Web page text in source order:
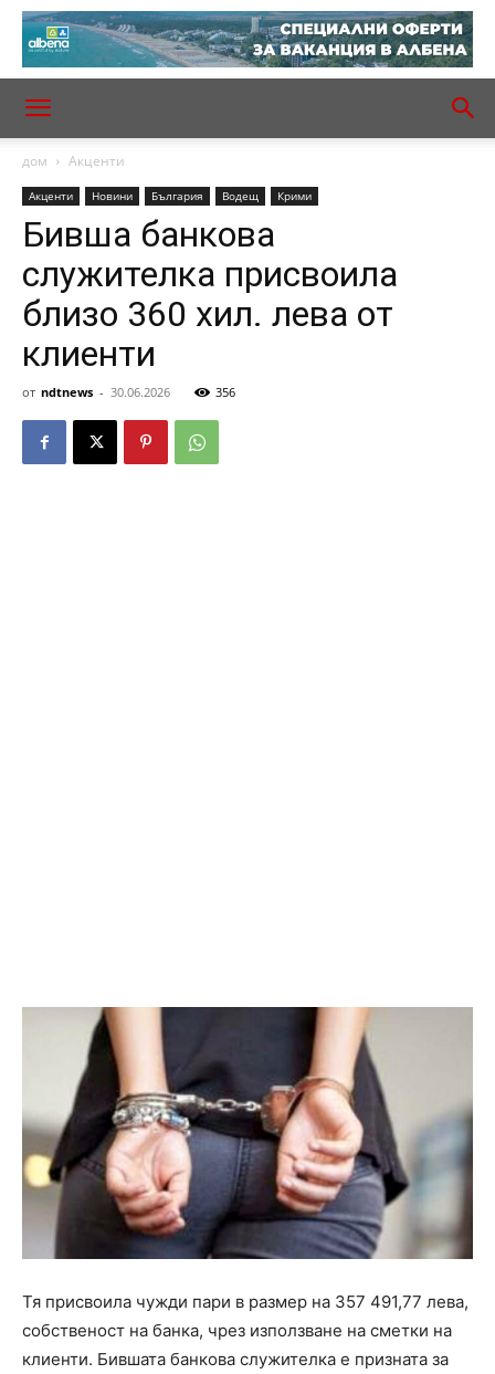
дом Акценти
Акценти Новини България Водещ Крими
Бивша банкова
служителка присвоила
близо 360 хил. лева от
клиенти
от ndtnews - 30.06.2026 356
Тя присвоила чужди пари в размер на 357 491,77 лева,
собственост на банка, чрез използване на сметки на
клиенти. Бившата банкова служителка е призната за